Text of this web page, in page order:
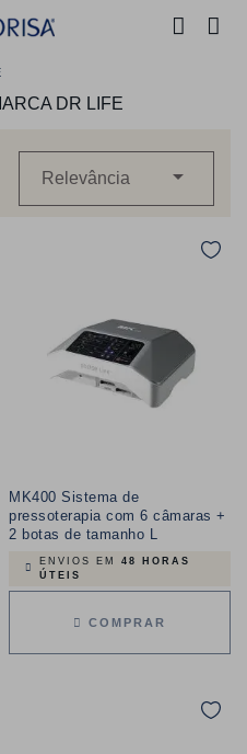
DR LIFE
Relevância 
MK400 Sistema de
pressoterapia com 6 câmaras +
2 botas de tamanho L
ENVIOS EM 48 HORAS
ÚTEIS
COMPRAR